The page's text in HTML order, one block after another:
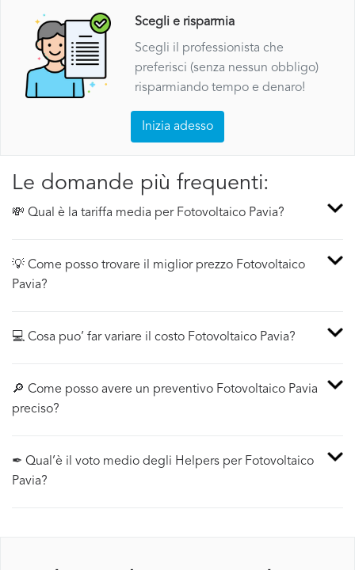
Scegli e risparmia
Scegli il professionista che
preferisci (senza nessun obbligo)
risparmiando tempo e denaro!
Inizia adesso
Le domande più frequenti:
💸 Qual è la tariffa media per Fotovoltaico Pavia?
💡 Come posso trovare il miglior prezzo Fotovoltaico
Pavia?
💻 Cosa puo’ far variare il costo Fotovoltaico Pavia?
🔎 Come posso avere un preventivo Fotovoltaico Pavia
preciso?
✒ Qual’è il voto medio degli Helpers per Fotovoltaico
Pavia?